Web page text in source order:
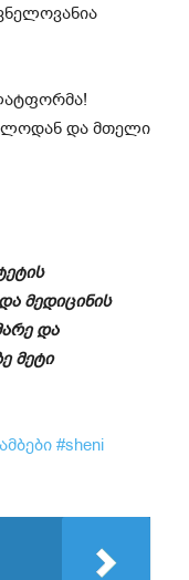
და მთელი
მედიცინის
და
მეტი
#sheni